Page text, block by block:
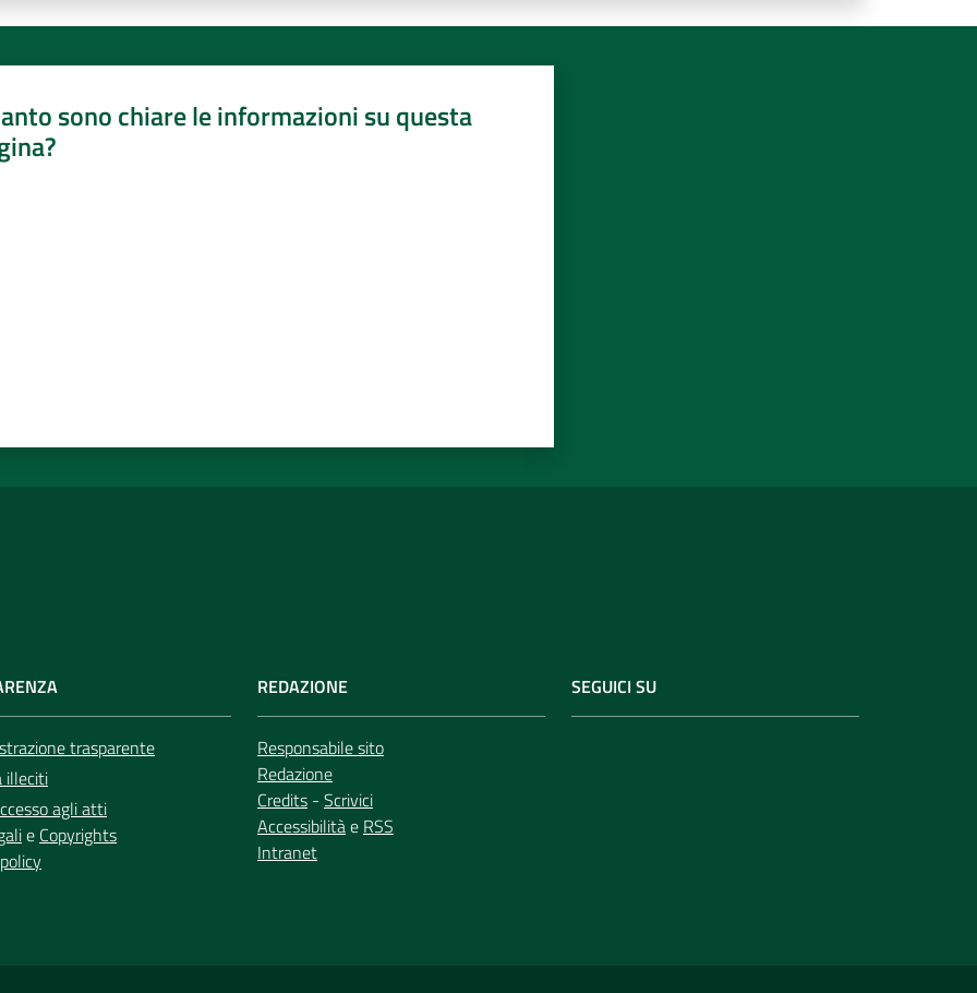
sono chiare le informazioni su questa
trasparente
illeciti
agli atti
e Copyrights
REDAZIONE
Responsabile sito
Redazione
Credits - Scrivici
Accessibilitàe RSS
Intranet
SEGUICI SU